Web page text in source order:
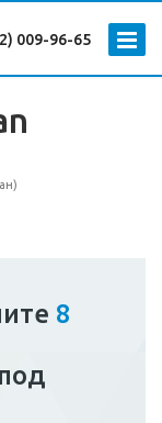
009-96-65
8